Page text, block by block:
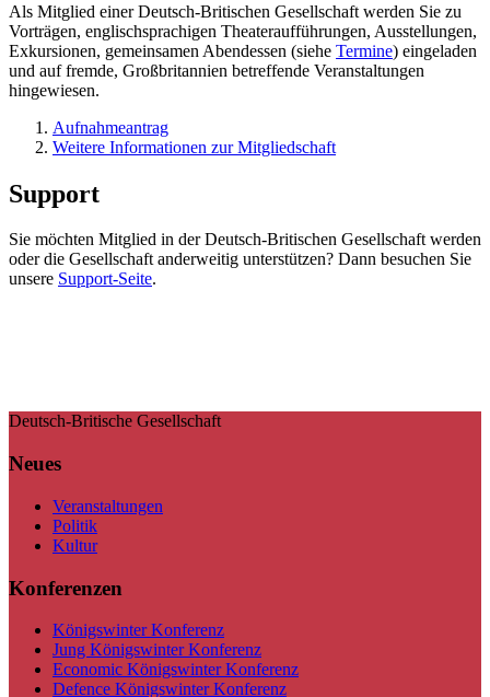
Als Mitglied einer Deutsch-Britischen Gesellschaft werden Sie zu
Vorträgen, englischsprachigen Theateraufführungen, Ausstellungen,
Exkursionen, gemeinsamen Abendessen (siehe Termine) eingeladen
und auf fremde, Großbritannien betreffende Veranstaltungen
hingewiesen.
Aufnahmeantrag
Weitere Informationen zur Mitgliedschaft
Support
Sie möchten Mitglied in der Deutsch-Britischen Gesellschaft werden
oder die Gesellschaft anderweitig unterstützen? Dann besuchen Sie
unsere Support-Seite.
Deutsch-Britische Gesellschaft
Neues
Veranstaltungen
Politik
Kultur
Konferenzen
Königswinter Konferenz
Jung Königswinter Konferenz
Economic Königswinter Konferenz
Defence Königswinter Konferenz